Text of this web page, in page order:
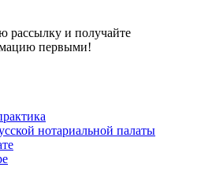
рассылку и получайте
первыми!
нотариальной палаты